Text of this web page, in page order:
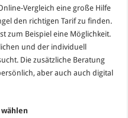
Vergleich eine große Hilfe
den richtigen Tarif zu finden.
zum Beispiel eine Möglichkeit.
und der individuell
Die zusätzliche Beratung
aber auch auch digital
wählen